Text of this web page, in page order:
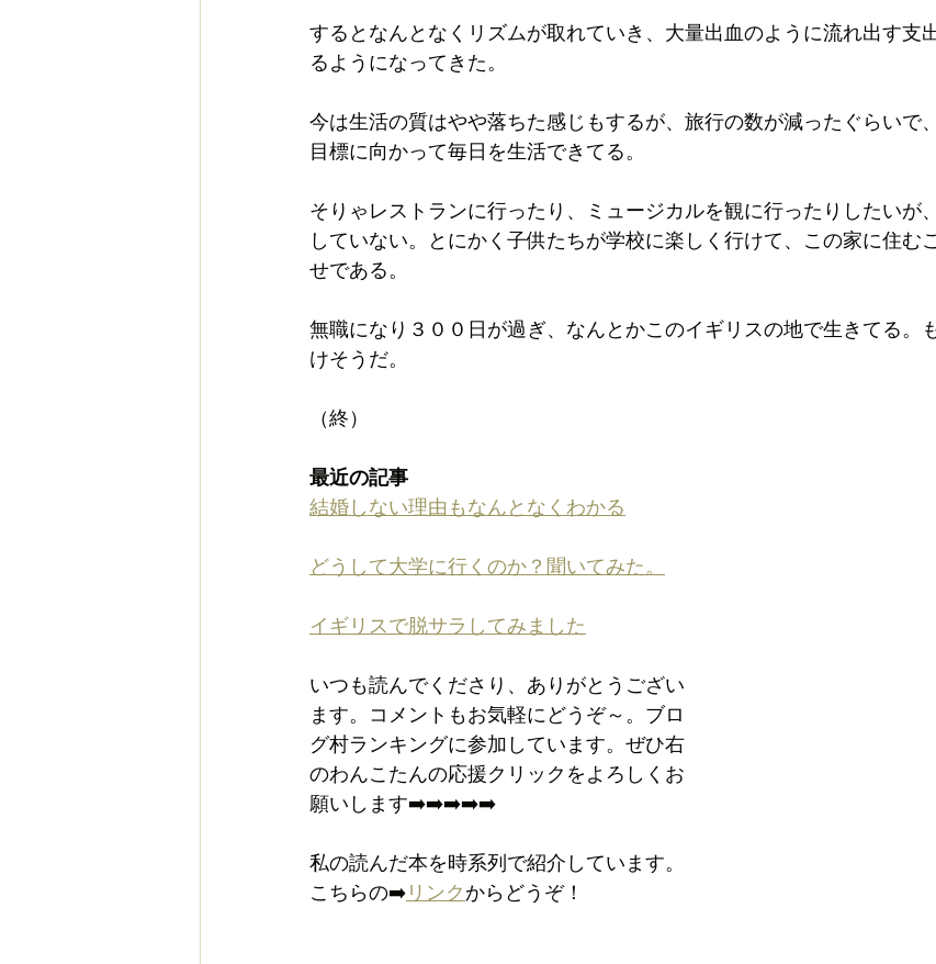
するとなんとなくリズムが取れていき、大量出血のように流れ出す支
るようになってきた。
今は生活の質はやや落ちた感じもするが、旅行の数が減ったぐらいで
目標に向かって毎日を生活できてる。
そりゃレストランに行ったり、ミュージカルを観に行ったりしたいが
していない。とにかく子供たちが学校に楽しく行けて、この家に住む
せである。
無職になり３００日が過ぎ、なんとかこのイギリスの地で生きてる。
けそうだ。
（終）
最近の記事
結婚しない理由もなんとなくわかる
どうして大学に行くのか？聞いてみた。
イギリスで脱サラしてみました
いつも読んでくださり、ありがとうござい
ます。コメントもお気軽にどうぞ～。ブロ
グ村ランキングに参加しています。ぜひ右
のわんこたんの応援クリックをよろしくお
願いします➡️➡️➡️➡️➡️
私の読んだ本を時系列で紹介しています。
こちらの➡️リンクからどうぞ！